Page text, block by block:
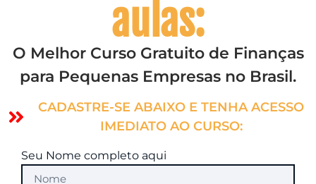
aulas:
O Melhor Curso Gratuito de Finanças
para Pequenas Empresas no Brasil.
CADASTRE-SE ABAIXO E TENHA ACESSO
IMEDIATO AO CURSO:
Seu Nome completo aqui